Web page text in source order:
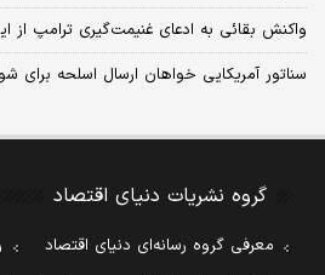
واکنش بقائی به ادعای غنیمت‌گیری ترامپ از
سناتور آمریکایی خواهان ارسال اسلحه برای
گروه نشریات دنیای اقتصاد
معرفی گروه رسانه‌ای دنیای اقتصاد